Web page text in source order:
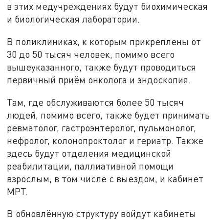
в этих медучреждениях будут биохимическая
и биологическая лаборатории.
В поликлиниках, к которым прикреплены от
30 до 50 тысяч человек, помимо всего
вышеуказанного, также будут проводиться
первичный приём онколога и эндоскопия.
Там, где обслуживаются более 50 тысяч
людей, помимо всего, также будет принимать
ревматолог, гастроэнтеролог, пульмонолог,
нефролог, колонопроктолог и гериатр. Также
здесь будут отделения медицинской
реабилитации, паллиативной помощи
взрослым, в том числе с выездом, и кабинет
МРТ.
В обновлённую структуру войдут кабинеты